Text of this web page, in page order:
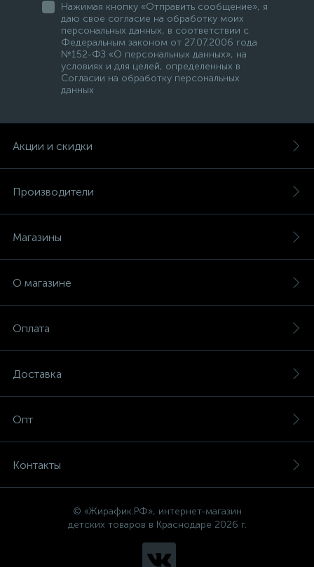
Нажимая кнопку «Отправить сообщение», я
даю свое согласие на обработку моих
персональных данных, в соответствии с
Федеральным законом от 27.07.2006 года
№152-ФЗ «О персональных данных», на
условиях и для целей, определенных в
Согласии на обработку персональных
данных
Акции и скидки
Производители
Магазины
О магазине
Оплата
Доставка
Опт
Контакты
© «Жирафик.РФ», интернет-магазин
детских товаров в Краснодаре 2026 г.